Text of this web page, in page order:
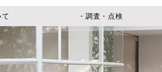
て ・調査・点検